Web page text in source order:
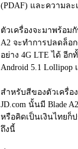
(PDAF) และความล
ตัวเครื่องจะมาพร้อมกั
A2 จะทำการปลดล็อ
อย่าง 4G LTE ได้ อี
Android 5.1 Lollipop
สำหรับสีของตัวเครื่อ
JD.com นั้นมี Blade
หรือคิดเป็นเงินไทยก็
ถึงนี้